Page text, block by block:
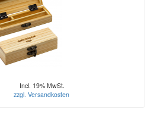
Incl. 19% MwSt.
zzgl. Versandkosten